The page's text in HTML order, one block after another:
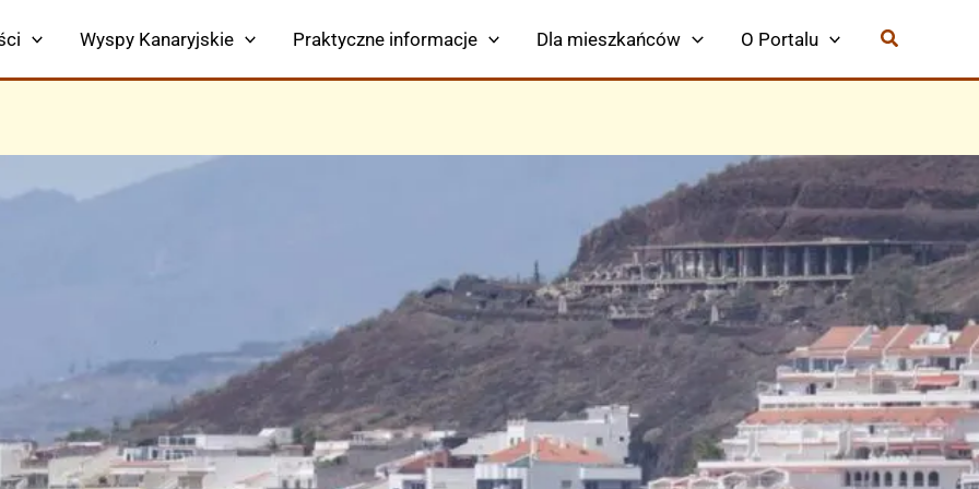
Wyspy Kanaryjskie Praktyczne informacje Dla mieszkańców O Portalu